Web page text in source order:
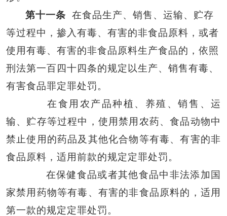
第十一条 在食品生产、销售、运输、贮存
等过程中，掺入有毒、有害的非食品原料，或者
使用有毒、有害的非食品原料生产食品的，依照
刑法第一百四十四条的规定以生产、销售有毒、
有害食品罪定罪处罚。
在食用农产品种植、养殖、销售、运
输、贮存等过程中，使用禁用农药、食品动物中
禁止使用的药品及其他化合物等有毒、有害的非
食品原料，适用前款的规定定罪处罚。
在保健食品或者其他食品中非法添加国
家禁用药物等有毒、有害的非食品原料的，适用
第一款的规定定罪处罚。